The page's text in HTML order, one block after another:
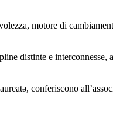
motore di
distinte e interconnesse,
conferiscono